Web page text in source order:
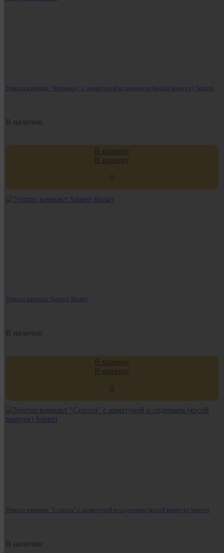
Унитаз компакт "Форвард" с арматурой и сиденьем (косой выпуск) Santeri
В наличии
В корзину
В корзину
0
Унитаз компакт Santeri Визит
В наличии
В корзину
В корзину
0
Унитаз компакт "Соната" с арматурой и сиденьем (косой выпуск) Santeri
В наличии